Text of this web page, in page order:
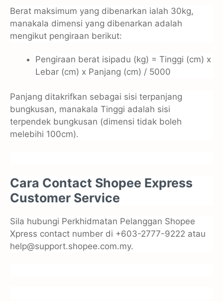
Berat maksimum yang dibenarkan ialah 30kg,
manakala dimensi yang dibenarkan adalah
mengikut pengiraan berikut:
Pengiraan berat isipadu (kg) = Tinggi (cm) x
Lebar (cm) x Panjang (cm) / 5000
Panjang ditakrifkan sebagai sisi terpanjang
bungkusan, manakala Tinggi adalah sisi
terpendek bungkusan (dimensi tidak boleh
melebihi 100cm).
Cara Contact Shopee Express
Customer Service
Sila hubungi Perkhidmatan Pelanggan Shopee
Xpress contact number di +603-2777-9222 atau
help@support.shopee.com.my.